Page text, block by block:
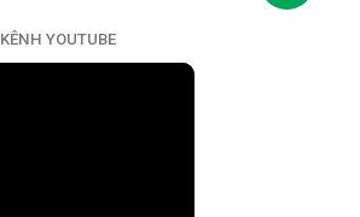
KÊNH YOUTUBE